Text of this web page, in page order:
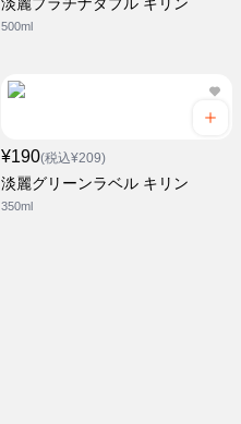
500ml
¥190(税込¥209)
淡麗グリーンラベル キリン
350ml